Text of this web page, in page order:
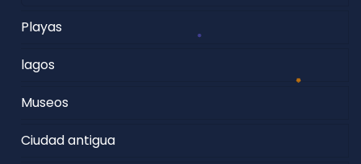
Playas
lagos
Museos
Ciudad antigua